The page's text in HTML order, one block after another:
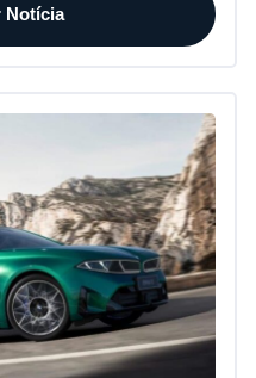
Notícia